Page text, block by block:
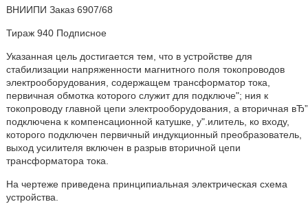
ВНИИПИ Заказ 6907/68
Тираж 940 Подписное
Указанная цель достигается тем, что в устройстве для
стабилизации напряженности магнитного поля токопроводов
электрооборудования, содержащем трансформатор тока,
первичная обмотка которого служит для подключе"; ния к
токопроводу главной цепи электрооборудования, а вторичная вЂ”
подключена к компенсационной катушке, у".илитель, ко входу,
которого подключен первичный индукционный преобразователь,
выход усилителя включен в разрыв вторичной цепи
трансформатора тока.
На чертеже приведена принципиальная электрическая схема
устройства.